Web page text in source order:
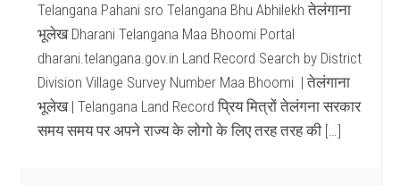
Telangana Pahani sro Telangana Bhu Abhilekh तेलंगाना
भूलेख Dharani Telangana Maa Bhoomi Portal
dharani.telangana.gov.in Land Record Search by District
Division Village Survey Number Maa Bhoomi | तेलंगाना
भूलेख | Telangana Land Record प्रिय मित्रों तेलंगना सरकार
समय समय पर अपने राज्य के लोगो के लिए तरह तरह की […]